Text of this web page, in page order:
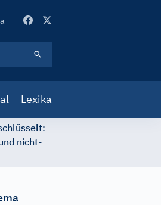
Lexika
nicht-